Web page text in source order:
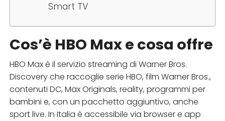
Smart TV
Cos’è HBO Max e cosa offre
HBO Max è il servizio streaming di Warner Bros.
Discovery che raccoglie serie HBO, film Warner Bros.,
contenuti DC, Max Originals, reality, programmi per
bambini e, con un pacchetto aggiuntivo, anche
sport live. In Italia è accessibile via browser e app